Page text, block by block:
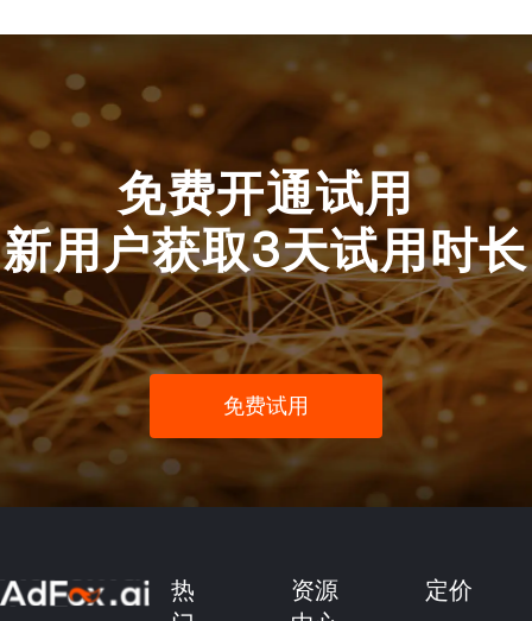
免费开通试用
新用户获取3天试用时长
免费试用
热
资源
定价